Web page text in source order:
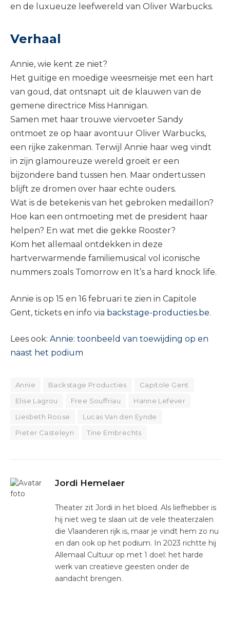
en de luxueuze leefwereld van Oliver Warbucks.
Verhaal
Annie, wie kent ze niet?
Het guitige en moedige weesmeisje met een hart
van goud, dat ontsnapt uit de klauwen van de
gemene directrice Miss Hannigan.
Samen met haar trouwe viervoeter Sandy
ontmoet ze op haar avontuur Oliver Warbucks,
een rijke zakenman. Terwijl Annie haar weg vindt
in zijn glamoureuze wereld groeit er een
bijzondere band tussen hen. Maar ondertussen
blijft ze dromen over haar echte ouders.
Wat is de betekenis van het gebroken medaillon?
Hoe kan een ontmoeting met de president haar
helpen? En wat met die gekke Rooster?
Kom het allemaal ontdekken in deze
hartverwarmende familiemusical vol iconische
nummers zoals Tomorrow en It’s a hard knock life.
Annie is op 15 en 16 februari te zien in Capitole
Gent, tickets en info via backstage-producties.be.
Lees ook: Annie: toonbeeld van toewijding op en
naast het podium
Annie Backstage Producties
Capitole Gent
Elise Lagrou
Free Souffriau
Hanne Lefever
Liesbeth Roose
Lucas Van den Eynde
Pieter Casteleyn
Tine Embrechts
Jordi Hemelaer
Theater zit Jordi in het bloed. Als liefhebber is
hij niet weg te slaan uit de vele theaterzalen
die Vlaanderen rijk is, maar je vindt hem zo nu
en dan ook op het podium. In 2023 richtte hij
Allemaal Cultuur op met 1 doel: het harde
werk van creatieve geesten onder de
aandacht brengen.